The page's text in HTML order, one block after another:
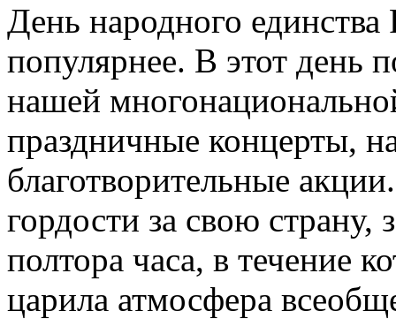
День народного единства
популярнее. В этот день
нашей
праздничные концерты,
благотворительные
гордости за свою
полтора часа, в течение
царила атмосфера